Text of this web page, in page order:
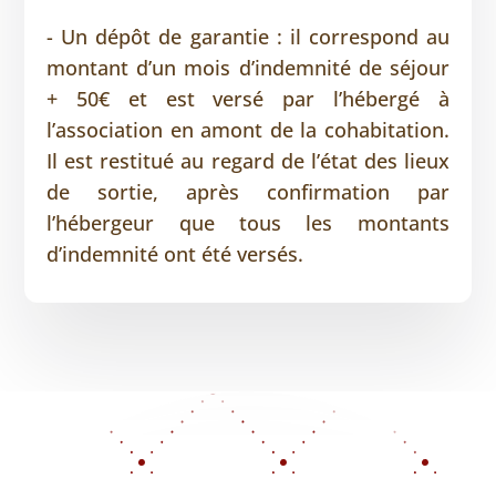
- Un dépôt de garantie : il correspond au
montant d’un mois d’indemnité de séjour
+ 50€ et est versé par l’hébergé à
l’association en amont de la cohabitation.
Il est restitué au regard de l’état des lieux
de sortie, après confirmation par
l’hébergeur que tous les montants
d’indemnité ont été versés.